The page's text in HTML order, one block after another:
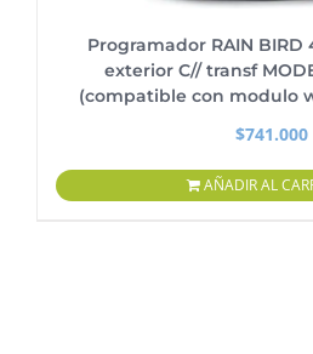
Programador RAIN BIRD
exterior C// transf
(compatible con modulo
$741.000
AÑADIR AL